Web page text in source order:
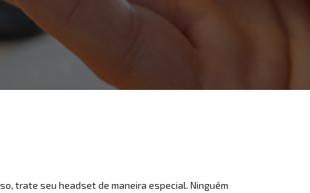
trate seu headset de maneira especial. Ninguém